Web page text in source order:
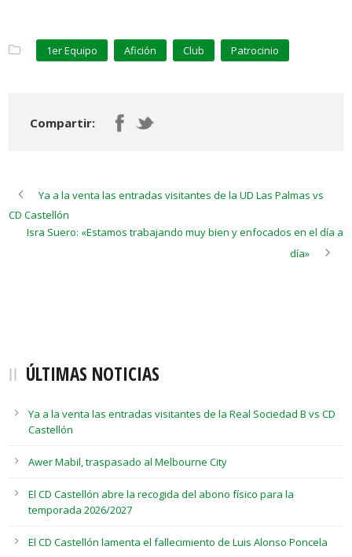
1er Equipo Afición Club Patrocinio
Compartir:
Ya a la venta las entradas visitantes de la UD Las Palmas vs
CD Castellón
Isra Suero: «Estamos trabajando muy bien y enfocados en el día a
día»
ÚLTIMAS NOTICIAS
Ya a la venta las entradas visitantes de la Real Sociedad B vs CD
Castellón
Awer Mabil, traspasado al Melbourne City
El CD Castellón abre la recogida del abono físico para la
temporada 2026/2027
El CD Castellón lamenta el fallecimiento de Luis Alonso Poncela